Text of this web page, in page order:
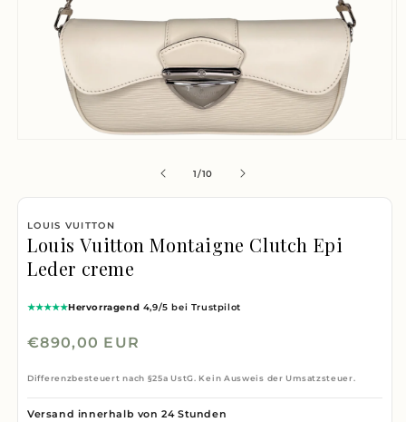
öffnen
1/von
10
LOUIS VUITTON
Louis Vuitton Montaigne Clutch Epi
Leder creme
★★★★★Hervorragend 4,9/5 bei Trustpilot
Normaler
€890,00 EUR
Differenzbesteuert nach §25a UstG. Kein Ausweis der Umsatzsteuer.
Versand innerhalb von 24 Stunden